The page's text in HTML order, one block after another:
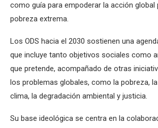
como guía para empoderar la acción global
pobreza extrema.
Los ODS hacia el 2030 sostienen una
que incluye tanto objetivos sociales como
que pretende, acompañado de otras
los problemas globales, como la pobreza,
clima, la degradación ambiental y justicia.
Su base ideológica se centra en la